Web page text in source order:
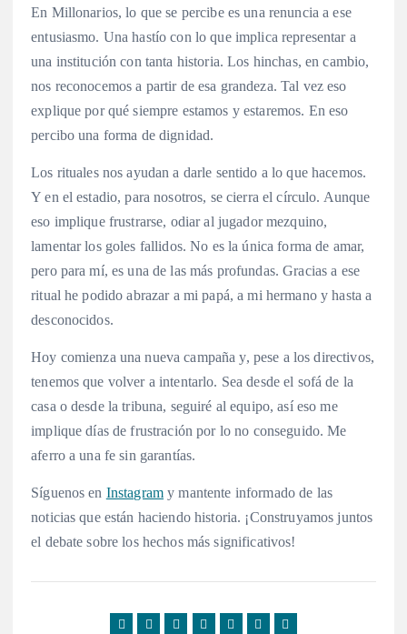
En Millonarios, lo que se percibe es una renuncia a ese
entusiasmo. Una hastío con lo que implica representar a
una institución con tanta historia. Los hinchas, en cambio,
nos reconocemos a partir de esa grandeza. Tal vez eso
explique por qué siempre estamos y estaremos. En eso
percibo una forma de dignidad.
Los rituales nos ayudan a darle sentido a lo que hacemos.
Y en el estadio, para nosotros, se cierra el círculo. Aunque
eso implique frustrarse, odiar al jugador mezquino,
lamentar los goles fallidos. No es la única forma de amar,
pero para mí, es una de las más profundas. Gracias a ese
ritual he podido abrazar a mi papá, a mi hermano y hasta a
desconocidos.
Hoy comienza una nueva campaña y, pese a los directivos,
tenemos que volver a intentarlo. Sea desde el sofá de la
casa o desde la tribuna, seguiré al equipo, así eso me
implique días de frustración por lo no conseguido. Me
aferro a una fe sin garantías.
Síguenos en Instagram y mantente informado de las
noticias que están haciendo historia. ¡Construyamos juntos
el debate sobre los hechos más significativos!